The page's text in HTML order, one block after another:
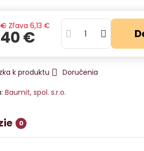
€ Zľava 6,13 €
€
k produktu
Doručenia
Baumit, spol. s.r.o.
0